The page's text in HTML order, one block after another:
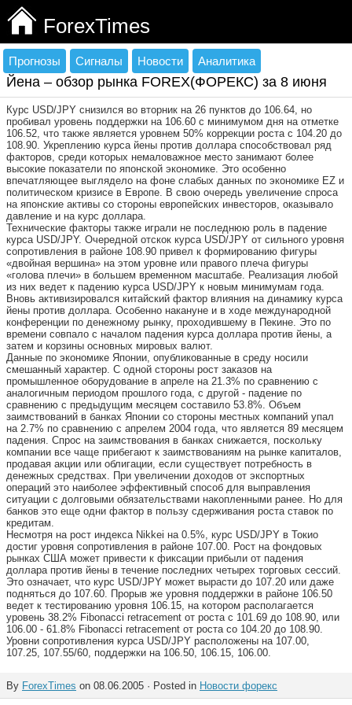
ForexTimes
Прогнозы Сигналы Новости Аналитика
Йена – обзор рынка FOREX(ФОРЕКС) за 8 июня
Курс USD/JPY снизился во вторник на 26 пунктов до 106.64, но
пробивал уровень поддержки на 106.60 с минимумом дня на отметке
106.52, что также является уровнем 50% коррекции роста с 104.20 до
108.90. Укреплению курса йены против доллара способствовал ряд
факторов, среди которых немаловажное место занимают более
высокие показатели по японской экономике. Это особенно
впечатляющее выглядело на фоне слабых данных по экономике EZ и
политическом кризисе в Европе. В свою очередь увеличение спроса
на японские активы со стороны европейских инвесторов, оказывало
давление и на курс доллара.
Технические факторы также играли не последнюю роль в падение
курса USD/JPY. Очередной отскок курса USD/JPY от сильного уровня
сопротивления в районе 108.90 привел к формированию фигуры
«двойная вершина» на этом уровне или правого плеча фигуры
«голова плечи» в большем временном масштабе. Реализация любой
из них ведет к падению курса USD/JPY к новым минимумам года.
Вновь активизировался китайский фактор влияния на динамику курса
йены против доллара. Особенно накануне и в ходе международной
конференции по денежному рынку, проходившему в Пекине. Это по
времени совпало с началом падения курса доллара против йены, а
затем и корзины основных мировых валют.
Данные по экономике Японии, опубликованные в среду носили
смешанный характер. С одной стороны рост заказов на
промышленное оборудование в апреле на 21.3% по сравнению с
аналогичным периодом прошлого года, с другой - падение по
сравнению с предыдущим месяцем составило 53.8%. Объем
заимствований в банках Японии со стороны местных компаний упал
на 2.7% по сравнению с апрелем 2004 года, что является 89 месяцем
падения. Спрос на заимствования в банках снижается, поскольку
компании все чаще прибегают к заимствованиям на рынке капиталов,
продавая акции или облигации, если существует потребность в
денежных средствах. При увеличении доходов от экспортных
операций это наиболее эффективный способ для выправления
ситуации с долговыми обязательствами накопленными ранее. Но для
банков это еще одни фактор в пользу сдерживания роста ставок по
кредитам.
Несмотря на рост индекса Nikkei на 0.5%, курс USD/JPY в Токио
достиг уровня сопротивления в районе 107.00. Рост на фондовых
рынках США может привести к фиксации прибыли от падения
доллара против йены в течение последних четырех торговых сессий.
Это означает, что курс USD/JPY может вырасти до 107.20 или даже
подняться до 107.60. Прорыв же уровня поддержки в районе 106.50
ведет к тестированию уровня 106.15, на котором располагается
уровень 38.2% Fibonacci retracement от роста с 101.69 до 108.90, или
106.00 - 61.8% Fibonacci retracement от роста со 104.20 до 108.90.
Уровни сопротивления курса USD/JPY расположены на 107.00,
107.25, 107.55/60, поддержки на 106.50, 106.15, 106.00.
By ForexTimes on 08.06.2005 · Posted in Новости форекс